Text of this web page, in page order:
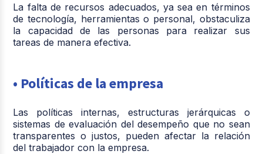
La falta de recursos adecuados, ya sea en términos
de tecnología, herramientas o personal, obstaculiza
la capacidad de las personas para realizar sus
tareas de manera efectiva.
• Políticas de la empresa
Las políticas internas, estructuras jerárquicas o
sistemas de evaluación del desempeño que no sean
transparentes o justos, pueden afectar la relación
del trabajador con la empresa.